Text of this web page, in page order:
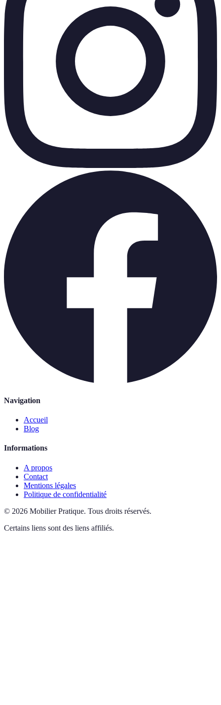
Navigation
Accueil
Blog
Informations
A propos
Contact
Mentions légales
Politique de confidentialité
© 2026 Mobilier Pratique. Tous droits réservés.
Certains liens sont des liens affiliés.